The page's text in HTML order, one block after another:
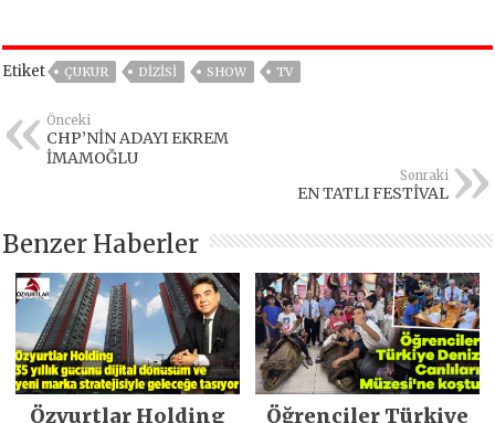
Etiket ÇUKUR DIZISI SHOW TV
Önceki
CHP’NİN ADAYI EKREM
İMAMOĞLU
Sonraki
EN TATLI FESTİVAL
Benzer Haberler
Özyurtlar Holding
Öğrenciler Türkiye